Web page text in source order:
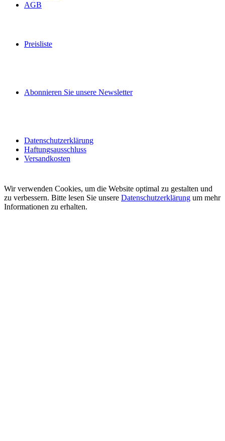
AGB
Preisliste
Abonnieren Sie unsere Newsletter
Datenschutzerklärung
Haftungsausschluss
Versandkosten
Wir verwenden Cookies, um die Website optimal zu gestalten und
zu verbessern. Bitte lesen Sie unsere Datenschutzerklärung um mehr
Informationen zu erhalten.